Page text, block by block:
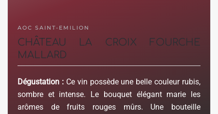
AOC SAINT-EMILION
CHÂTEAU LA CROIX FOURCHE
MALLARD
Dégustation :Ce vin possède une belle couleur rubis,
sombre et intense. Le bouquet élégant marie les
arômes de fruits rouges mûrs. Une bouteille